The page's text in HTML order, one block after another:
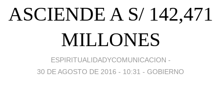
ASCIENDE A S/ 142,471
MILLONES
ESPIRITUALIDADYCOMUNICACION -
30 DE AGOSTO DE 2016 - 10:31 - GOBIERNO